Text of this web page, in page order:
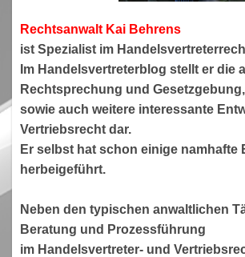
Rechtsanwalt Kai Behrens
ist Spezialist im
Im Handelsvertreterblog stellt er die
Rechtsprechung und Gesetzgebung,
sowie auch weitere interessante
Vertriebsrecht dar.
Er selbst hat schon einige namhafte
herbeigeführt.
Neben den typischen anwaltlichen
Beratung und Prozessführung
im Handelsvertreter- und